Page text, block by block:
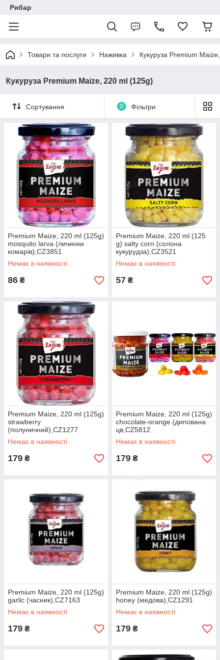
Рибар
Товари та послуги Наживка Кукуруза Premium
Кукуруза Premium Maize, 220 ml (125g)
Сортування 0 Фільтри
Premium Maize, 220 ml (125g)
mosquito larva (личинки
комарів),CZ3851
Немає в наявності
86 ₴
Premium Maize, 220 ml (125
g) salty corn (солона
кукурудза),CZ3521
Немає в наявності
57 ₴
Premium Maize, 220 ml (125g)
strawberry
(полуничний),CZ1277
Немає в наявності
179 ₴
Premium Maize, 220 ml (125g)
chocolate-orange (дипована
цв,CZ5812
Немає в наявності
179 ₴
Premium Maize, 220 ml (125g)
garlic (часник),CZ7163
Немає в наявності
179 ₴
Premium Maize, 220 ml (125g)
honey (медова),CZ1291
Немає в наявності
179 ₴